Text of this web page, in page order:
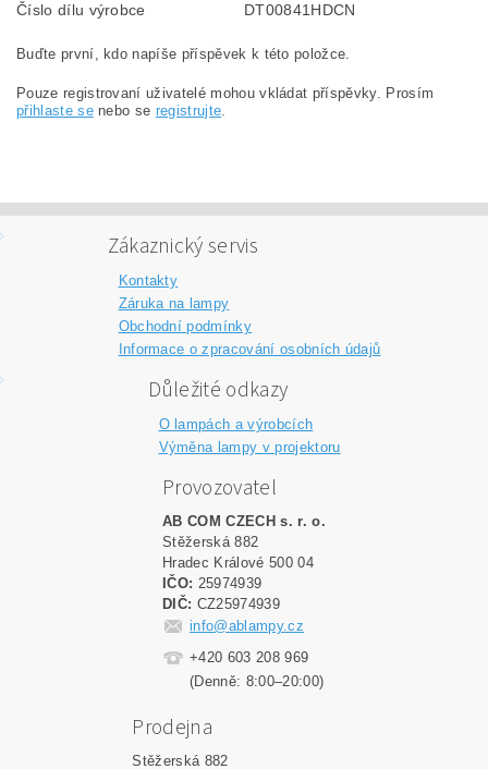
Číslo dílu výrobce DT00841HDCN
Buďte první, kdo napíše příspěvek k této položce.
Pouze registrovaní uživatelé mohou vkládat příspěvky. Prosím
přihlaste senebo se registrujte.
Zákaznický servis
Kontakty
Záruka na lampy
Obchodní podmínky
Informace o zpracování osobních údajů
Důležité odkazy
O lampách a výrobcích
Výměna lampy v projektoru
Provozovatel
AB COM CZECH s. r. o.
Stěžerská 882
Hradec Králové 500 04
IČO: 25974939
DIČ: CZ25974939
info@ablampy.cz
+420 603 208 969
(Denně: 8:00–20:00)
Prodejna
Stěžerská 882